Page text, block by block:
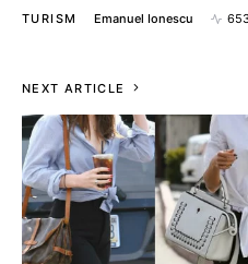
TURISM Emanuel Ionescu
NEXT ARTICLE